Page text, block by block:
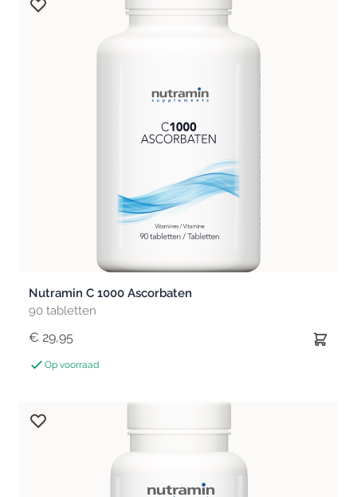
Nutramin C 1000 Ascorbaten
90 tabletten
€ 29,95
Op voorraad